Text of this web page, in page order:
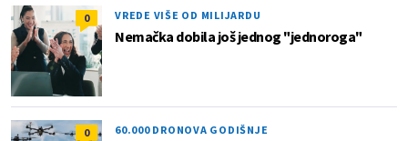
0 VREDE VIŠE OD MILIJARDU
Nemačka dobila još jednog "jednoroga"
0 60.000 DRONOVA GODIŠNJE